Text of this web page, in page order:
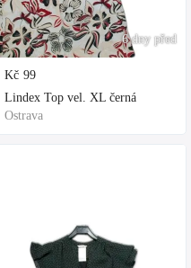
6 dny před
Kč 99
Lindex Top vel. XL černá
Ostrava